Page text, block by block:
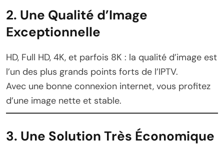
2. Une Qualité d’Image
Exceptionnelle
HD, Full HD, 4K, et parfois 8K : la qualité d’image est
l’un des plus grands points forts de l’IPTV.
Avec une bonne connexion internet, vous profitez
d’une image nette et stable.
3. Une Solution Très Économique